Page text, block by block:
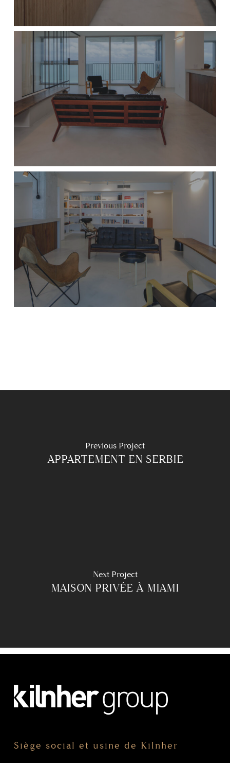
Previous Project
APPARTEMENT EN SERBIE
Next Project
MAISON PRIVÉE À MIAMI
Siège social et usine de Kilnher